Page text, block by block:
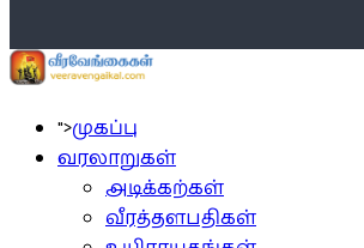
">முகப்பு
வரலாறுகள்
அடிக்கற்கள்
வீரத்தளபதிகள்